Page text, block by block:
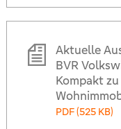
Aktuelle
BVR
Kompakt zu
PDF (525 KB)